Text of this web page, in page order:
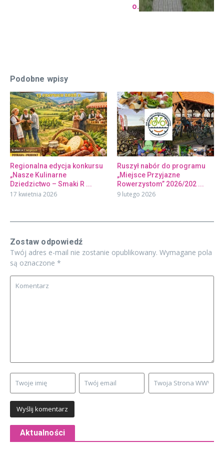
o.
Podobne wpisy
Regionalna edycja konkursu
„Nasze Kulinarne
Dziedzictwo – Smaki R ...
17 kwietnia 2026
Ruszył nabór do programu
„Miejsce Przyjazne
Rowerzystom” 2026/202 ...
9 lutego 2026
Zostaw odpowiedź
Twój adres e-mail nie zostanie opublikowany. Wymagane pola
są oznaczone *
Aktualności